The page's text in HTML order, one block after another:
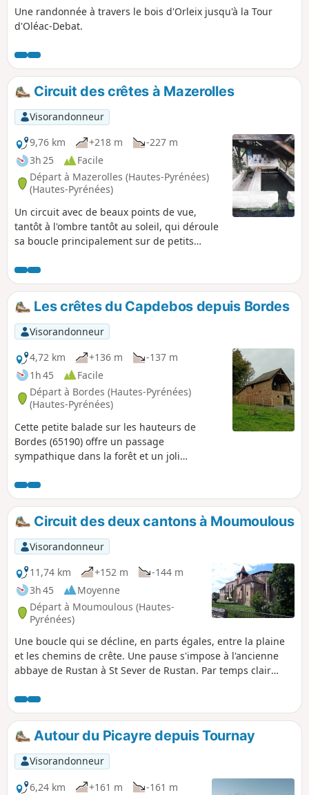
Une randonnée à travers le bois d'Orleix jusqu'à la Tour
d'Oléac-Debat.
Circuit des crêtes à Mazerolles
Visorandonneur
9,76 km
+218 m
-227 m
3h 25
Facile
Départ à Mazerolles (Hautes-Pyrénées)
(Hautes-Pyrénées)
Un circuit avec de beaux points de vue,
tantôt à l'ombre tantôt au soleil, qui déroule
sa boucle principalement sur de petits
après une période pluvieuse.
Les crêtes du Capdebos depuis Bordes
Visorandonneur
4,72 km
+136 m
-137 m
1h 45
Facile
Départ à Bordes (Hautes-Pyrénées)
(Hautes-Pyrénées)
Cette petite balade sur les hauteurs de
Bordes (65190) offre un passage
sympathique dans la forêt et un joli
Circuit des deux cantons à Moumoulous
Visorandonneur
11,74 km
+152 m
-144 m
3h 45
Moyenne
Départ à Moumoulous (Hautes-
Pyrénées)
Une boucle qui se décline, en parts égales, entre la plaine
et les chemins de crête. Une pause s'impose à l'ancienne
abbaye de Rustan à St Sever de Rustan. Par temps clair
pyrénéenne.
Autour du Picayre depuis Tournay
Visorandonneur
6,24 km
+161 m
-161 m